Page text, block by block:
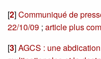
[2]Communiqué de
22/10/09 ; article plus
[3]AGCS : une